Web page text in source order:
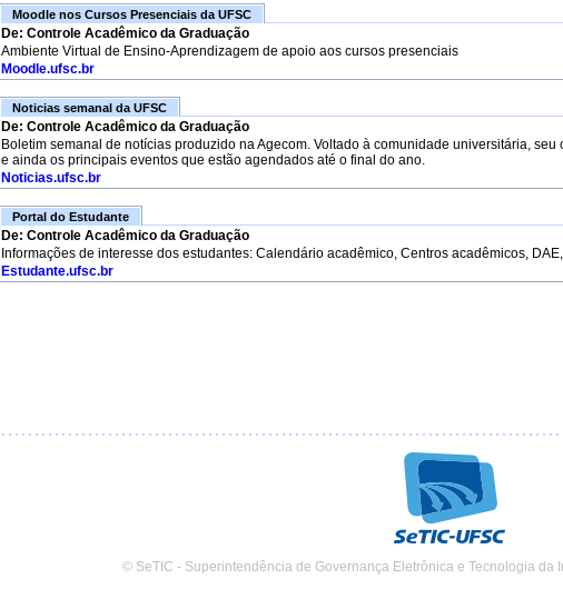
Moodle nos Cursos Presenciais da UFSC
De: Controle Acadêmico da Graduação
Ambiente Virtual de Ensino-Aprendizagem de apoio aos cursos presenciais
Moodle.ufsc.br
Noticias semanal da UFSC
De: Controle Acadêmico da Graduação
Boletim semanal de notícias produzido na Agecom. Voltado à comunidade universitária,
e ainda os principais eventos que estão agendados até o final do ano.
Noticias.ufsc.br
Portal do Estudante
De: Controle Acadêmico da Graduação
Informações de interesse dos estudantes: Calendário acadêmico, Centros acadêmicos,
Estudante.ufsc.br
© SeTIC - Superintendência de Governança Eletrônica e Tecnologia da